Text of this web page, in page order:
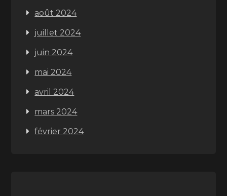
août 2024
juillet 2024
juin 2024
mai 2024
avril 2024
mars 2024
février 2024